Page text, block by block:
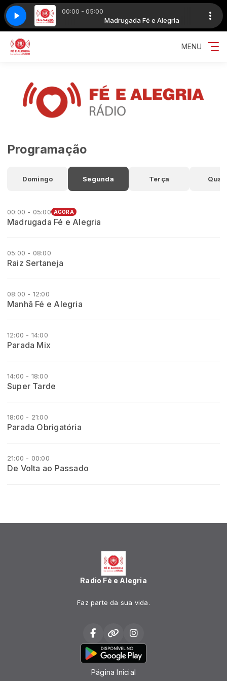
00:00 - 05:00
Fé e Alegria Madrugada Fé e Alegria
- Eu nunca amei uma mulher assimEdson e Hudson - Eu nunca amei
MENU
Programação
Domingo Segunda Terça
00:00 - 05:00 AGORA
Madrugada Fé e Alegria
05:00 - 08:00
Raiz Sertaneja
08:00 - 12:00
Manhã Fé e Alegria
12:00 - 14:00
Parada Mix
14:00 - 18:00
Super Tarde
18:00 - 21:00
Parada Obrigatória
21:00 - 00:00
De Volta ao Passado
Radio Fé e Alegria
Faz parte da sua vida.
Página Inicial